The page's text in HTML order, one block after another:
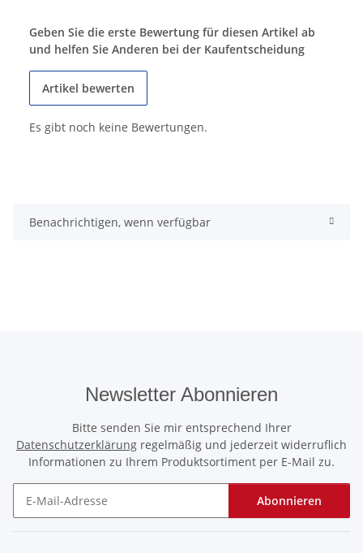
Geben Sie die erste Bewertung für diesen Artikel ab
und helfen Sie Anderen bei der Kaufentscheidung
Artikel bewerten
Es gibt noch keine Bewertungen.
Benachrichtigen, wenn verfügbar
Newsletter Abonnieren
Bitte senden Sie mir entsprechend Ihrer
Datenschutzerklärung regelmäßig und jederzeit widerruflich
Informationen zu Ihrem Produktsortiment per E-Mail zu.
Abonnieren